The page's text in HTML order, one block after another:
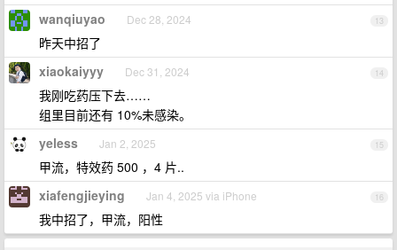
13
wanqiuyao Dec 28, 2024
昨天中招了
14
xiaokaiyyy Dec 31, 2024
我刚吃药压下去……
组里目前还有 10%未感染。
15
yeless Jan 2, 2025
甲流，特效药 500 ，4 片..
16
xiafengjieying Jan 4, 2025 via iPhone
我中招了，甲流，阳性